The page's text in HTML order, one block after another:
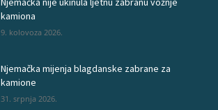
kamiona
9. kolovoza 2026.
Njemačka mijenja blagdanske zabrane za
kamione
31. srpnja 2026.